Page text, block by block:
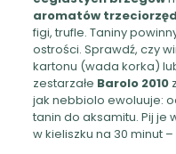
aromatów
figi, trufle. Taniny
ostrości. Sprawdź, czy
kartonu (wada korka)
zestarzałe Barolo 2010
jak nebbiolo ewoluuje:
tanin do aksamitu. Pij je
w kieliszku na 30 minut